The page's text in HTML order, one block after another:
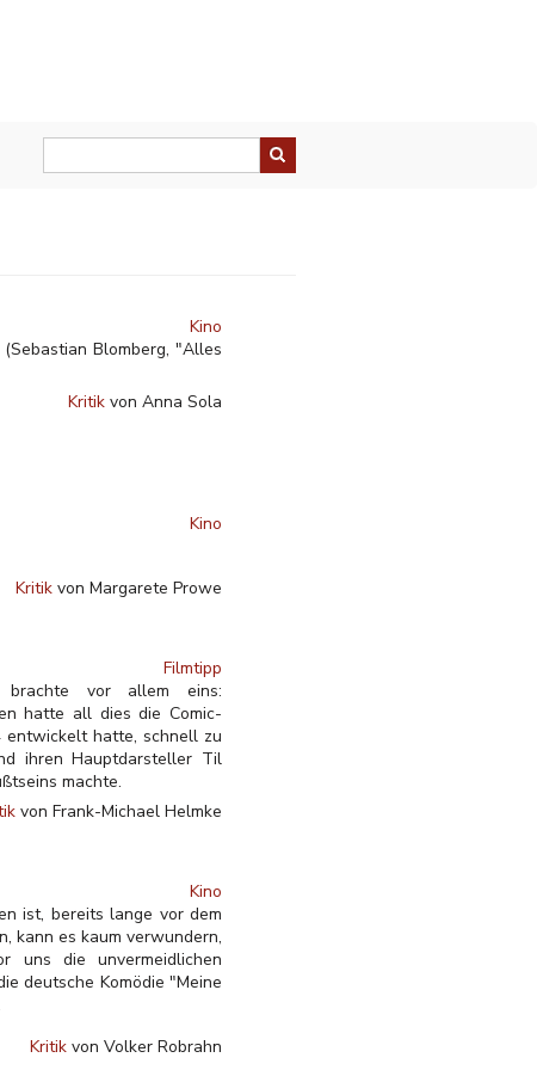
Kino
Blomberg, "Alles
Kritik von Anna Sola
Kino
Kritik von Margarete Prowe
Filmtipp
brachte vor allem eins:
hatte all dies die Comic-
entwickelt hatte, schnell zu
ihren Hauptdarsteller Til
machte.
von Frank-Michael Helmke
Kino
ist, bereits lange vor dem
kann es kaum verwundern,
uns die unvermeidlichen
deutsche Komödie "Meine
Kritik von Volker Robrahn